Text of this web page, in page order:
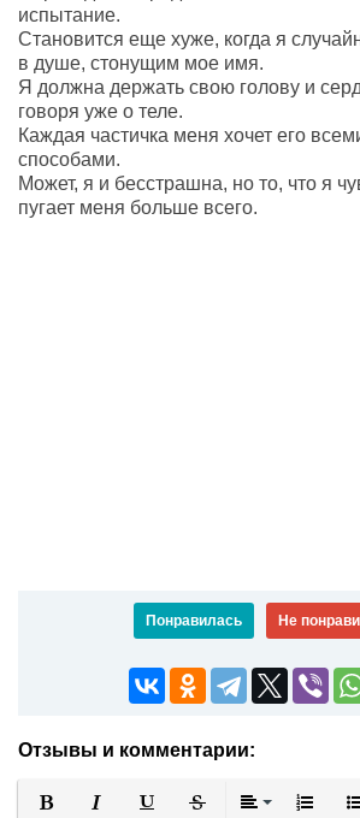
испытание.
Становится еще хуже, когда я
в душе, стонущим мое имя.
Я должна держать свою голову и
говоря уже о теле.
Каждая частичка меня хочет его
способами.
Может, я и бесстрашна, но то, что я
пугает меня больше всего.
Понравилась Не
Отзывы и комментарии: